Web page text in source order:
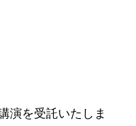
演を受託いたしま